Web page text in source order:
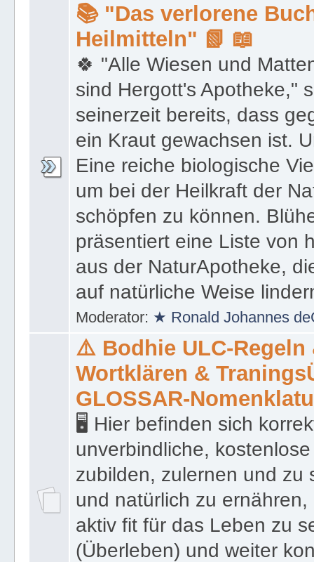
📚 "Das verlorene
Heilmitteln" 📗 📖
🍀 "Alle Wiesen und
sind Hergott's Apotheke,"
seinerzeit bereits, dass
ein Kraut gewachsen ist.
Eine reiche biologische
um bei der Heilkraft der
schöpfen zu können.
präsentiert eine Liste von
aus der NaturApotheke,
auf natürliche Weise
Moderator: ★ Ronald Johannes
⚠️ Bodhie ULC-Regeln
Wortklären &
GLOSSAR-
🖥 Hier befinden sich
unverbindliche,
zubilden, zulernen und zu
und natürlich zu
aktiv fit für das Leben zu
(Überleben) und weiter